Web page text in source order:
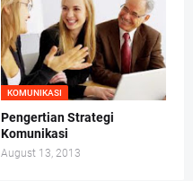
KOMUNIKASI
Pengertian Strategi
Komunikasi
August 13, 2013